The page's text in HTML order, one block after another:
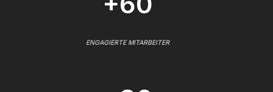
ENGAGIERTE MITARBEITER